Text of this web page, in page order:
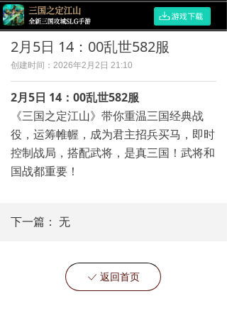
2月5日 14：00乱世582服
创建时间： 2026年2月2日 21:10
2月5日 14：00乱世582服
《三国之定江山》带你重温三国经典战
役，运筹帷幄，成为君主招兵买马，即时
控制战局，搭配武将，是真三国！武将和
国战都重要！
下一篇： 无
ꀘ 返回首页